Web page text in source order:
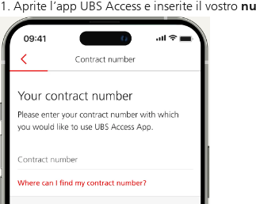
1. Aprite l’app UBS Access e inserite il vostro